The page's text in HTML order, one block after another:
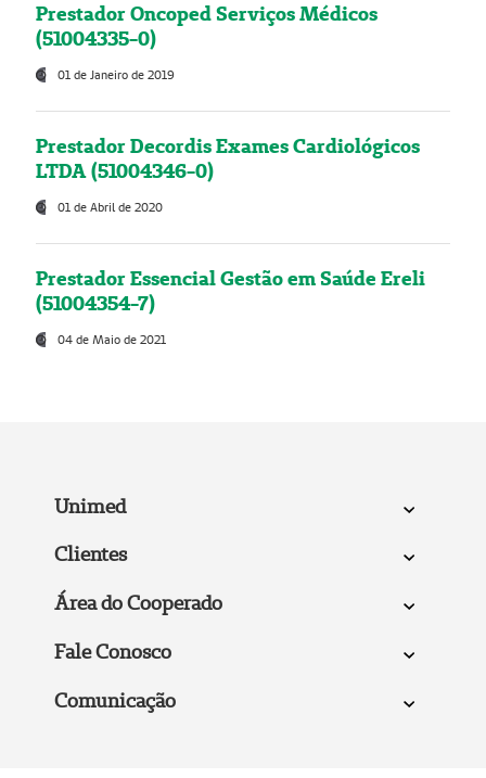
Prestador Oncoped Serviços Médicos
(51004335-0)
01 de Janeiro de 2019
Prestador Decordis Exames Cardiológicos
LTDA (51004346-0)
01 de Abril de 2020
Prestador Essencial Gestão em Saúde Ereli
(51004354-7)
04 de Maio de 2021
Unimed
Clientes
Área do Cooperado
Fale Conosco
Comunicação